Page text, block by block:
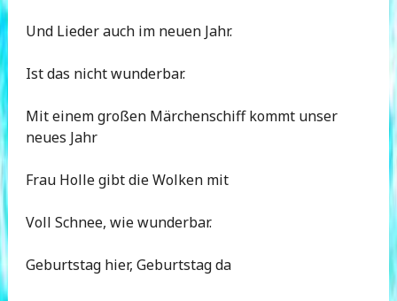
Und Lieder auch im neuen Jahr.
Ist das nicht wunderbar.
Mit einem großen Märchenschiff kommt unser
neues Jahr
Frau Holle gibt die Wolken mit
Voll Schnee, wie wunderbar.
Geburtstag hier, Geburtstag da